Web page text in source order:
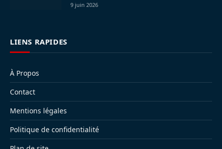
9 juin 2026
LIENS RAPIDES
À Propos
Contact
Mentions légales
Politique de confidentialité